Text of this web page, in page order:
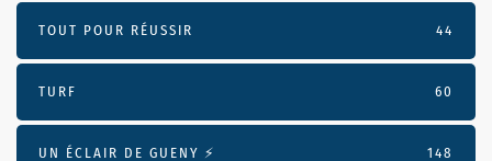
TOUT POUR RÉUSSIR 44
TURF 60
UN ÉCLAIR DE GUENY ⚡️ 148